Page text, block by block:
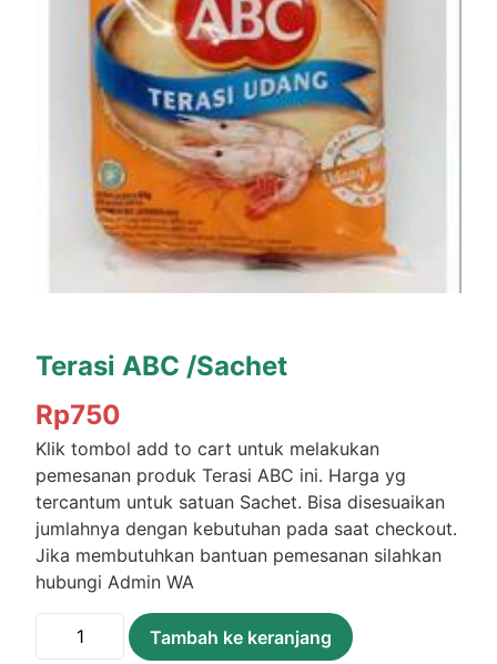
Terasi ABC /Sachet
Rp750
Klik tombol add to cart untuk melakukan
pemesanan produk Terasi ABC ini. Harga yg
tercantum untuk satuan Sachet. Bisa disesuaikan
jumlahnya dengan kebutuhan pada saat checkout.
Jika membutuhkan bantuan pemesanan silahkan
hubungi Admin WA
Kuantitas
Terasi
Tambah ke keranjang